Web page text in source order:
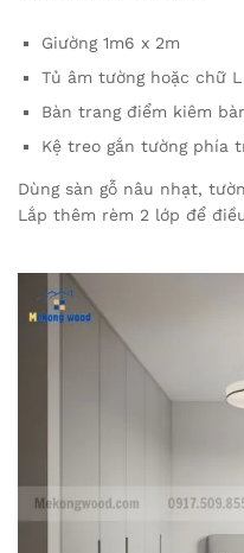
Giường 1m6 x 2m
Tủ âm tường hoặc chữ L
Bàn trang điểm kiêm
Kệ treo gắn tường phía
Dùng sàn gỗ nâu nhạt,
Lắp thêm rèm 2 lớp để